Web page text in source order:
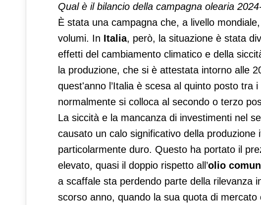
Qual è il bilancio della campagna olearia
È stata una campagna che, a livello
volumi. In Italia, però, la situazione è stata
effetti del cambiamento climatico e della
la produzione, che si è attestata intorno alle
quest'anno l’Italia è scesa al quinto posto tra
normalmente si colloca al secondo o terzo
La siccità e la mancanza di investimenti nel
causato un calo significativo della
particolarmente duro. Questo ha portato il
elevato, quasi il doppio rispetto all’olio
a scaffale sta perdendo parte della rilevanza
scorso anno, quando la sua quota di